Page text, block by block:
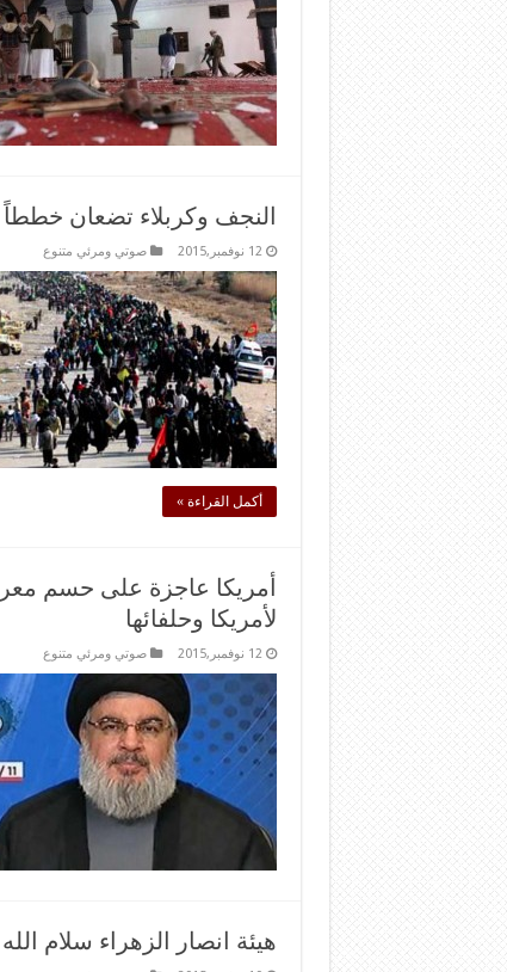
النجف وكربلاء تضعان خططاً
12 نوفمبر,2015 صوتي ومرئي متنوع
أكمل القراءة »
أمريكا عاجزة على حسم
لأمريكا وحلفائها
12 نوفمبر,2015 صوتي ومرئي متنوع
هيئة انصار الزهراء سلام